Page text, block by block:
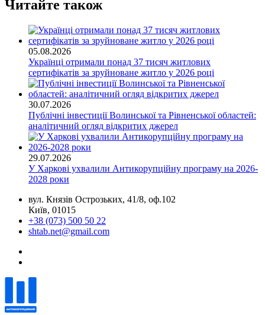
Читайте також
05.08.2026
Українці отримали понад 37 тисяч житлових
сертифікатів за зруйноване житло у 2026 році
30.07.2026
Публічні інвестиції Волинської та Рівненської областей:
аналітичний огляд відкритих джерел
29.07.2026
У Харкові ухвалили Антикорупційну програму на 2026-
2028 роки
вул. Князів Острозьких, 41/8, оф.102
Київ, 01015
+38 (073) 500 50 22
shtab.net@gmail.com